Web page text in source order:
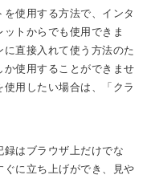
使用する方法で、インタ
トからでも使用できま
直接入れて使う方法のた
使用することができませ
用したい場合は、「クラ
はブラウザ上だけでな
ぐに立ち上げができ、見や